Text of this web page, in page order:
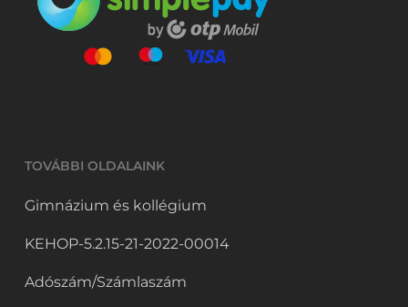
TOVÁBBI OLDALAINK
Gimnázium és kollégium
KEHOP-5.2.15-21-2022-00014
Adószám/Számlaszám